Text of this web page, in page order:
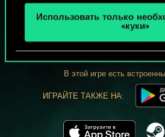
Использовать только
«куки»
МОЖЕТ ПАРТЕЕЧКУ
ИГРАТЬ
БЕСПЛАТНО
В этой игре есть
ИГРАЙТЕ ТАКЖЕ НА: